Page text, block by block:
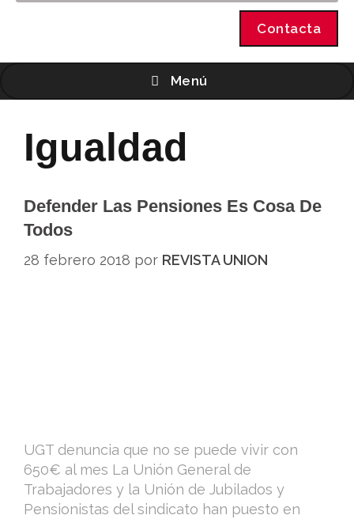
Contacta
Menú
Igualdad
Defender Las Pensiones Es Cosa De
Todos
28 febrero 2018 por REVISTA UNION
UGT denuncia que no se puede vivir con
650€ al mes La Unión General de
Trabajadores y la Unión de Jubilados y
Pensionistas del sindicato han puesto en